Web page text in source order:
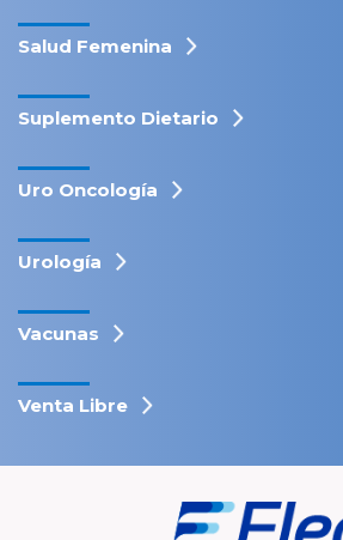
Salud Femenina
Suplemento Dietario
Uro Oncología
Urología
Vacunas
Venta Libre